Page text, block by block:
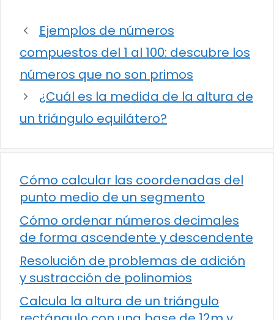
Ejemplos de números
compuestos del 1 al 100: descubre los
números que no son primos
¿Cuál es la medida de la altura de
un triángulo equilátero?
Cómo calcular las coordenadas del
punto medio de un segmento
Cómo ordenar números decimales
de forma ascendente y descendente
Resolución de problemas de adición
y sustracción de polinomios
Calcula la altura de un triángulo